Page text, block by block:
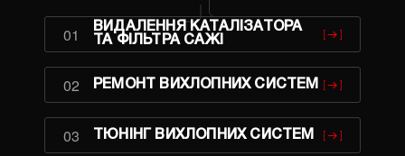
01
ВИДАЛЕННЯ КАТАЛІЗАТОРА
ТА ФІЛЬТРА САЖІ
02 РЕМОНТ ВИХЛОПНИХ СИСТЕМ
03 ТЮНІНГ ВИХЛОПНИХ СИСТЕМ